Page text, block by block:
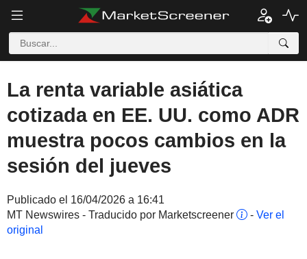
La renta variable asiática
cotizada en EE. UU. como ADR
muestra pocos cambios en la
sesión del jueves
Publicado el 16/04/2026 a 16:41
MT Newswires - Traducido por Marketscreener
- Ver el
original